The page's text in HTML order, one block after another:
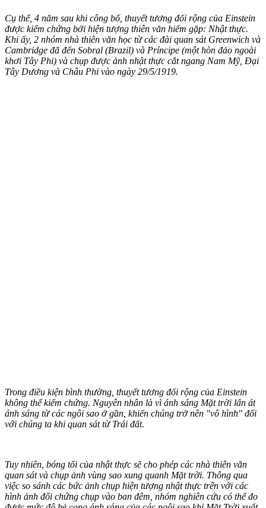
Cụ thể, 4 năm sau khi công bố, thuyết tương đối rộng của Einstein
được kiểm chứng bởi hiện tượng thiên văn hiếm gặp: Nhật thực.
Khi ấy, 2 nhóm nhà thiên văn học từ các đài quan sát Greenwich và
Cambridge đã đến Sobral (Brazil) và Príncipe (một hòn đảo ngoài
khơi Tây Phi) và chụp được ảnh nhật thực cắt ngang Nam Mỹ, Đại
Tây Dương và Châu Phi vào ngày 29/5/1919.
Trong điều kiện bình thường, thuyết tương đối rộng của Einstein
không thể kiểm chứng. Nguyên nhân là vì ánh sáng Mặt trời lấn át
ánh sáng từ các ngôi sao ở gần, khiến chúng trở nên "vô hình" đối
với chúng ta khi quan sát từ Trái đất.
Tuy nhiên, bóng tối của nhật thực sẽ cho phép các nhà thiên văn
quan sát và chụp ảnh vùng sao xung quanh Mặt trời. Thông qua
việc so sánh các bức ảnh chụp hiện tượng nhật thực trên với các
hình ảnh đối chứng chụp vào ban đêm, nhóm nghiên cứu có thể đo